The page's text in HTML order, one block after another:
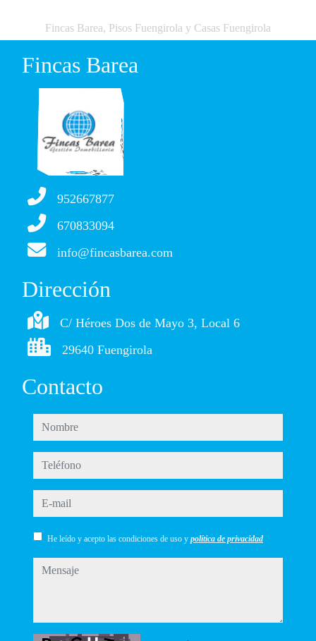
Fincas Barea, Pisos Fuengirola y Casas Fuengirola
Fincas Barea
952667877
670833094
info@fincasbarea.com
Dirección
C/ Héroes Dos de Mayo 3, Local 6
29640 Fuengirola
Contacto
nombre
teléfono
e-mail
He leído y acepto las condiciones de uso y política de privacidad
mensaje